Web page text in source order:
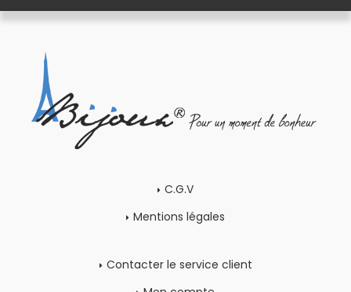
C.G.V
Mentions légales
Contacter le service client